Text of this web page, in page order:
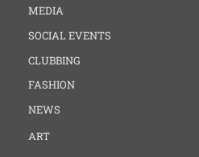
MEDIA
SOCIAL EVENTS
CLUBBING
FASHION
NEWS
ART